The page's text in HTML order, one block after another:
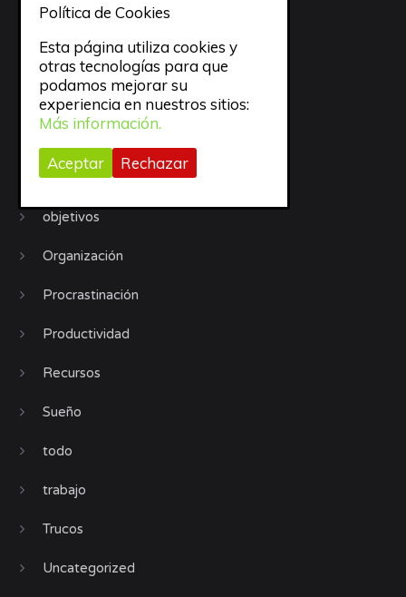
iphone
Jornadas GTD
Libros
Móviles
objetivos
Organización
Procrastinación
Productividad
Recursos
Sueño
todo
trabajo
Trucos
Uncategorized
Política de Cookies
Esta página utiliza cookies y
otras tecnologías para que
podamos mejorar su
experiencia en nuestros sitios:
Más información.
Aceptar Rechazar